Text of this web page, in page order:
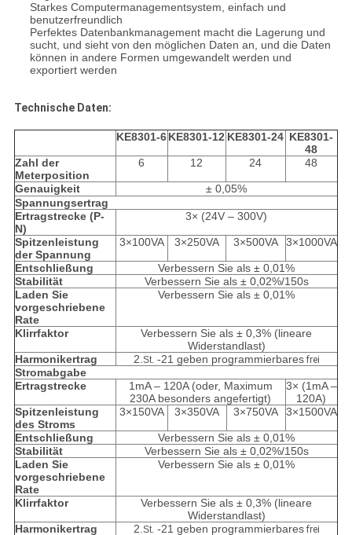
Starkes Computermanagementsystem, einfach und
benutzerfreundlich
Perfektes Datenbankmanagement macht die Lagerung und
sucht, und sieht von den möglichen Daten an, und die Daten
können in andere Formen umgewandelt werden und
exportiert werden
Technische Daten:
KE8301-6KE8301-12 KE8301-24 KE8301-
48
Zahl der
Meterposition
6 12 24 48
Genauigkeit
± 0,05%
Spannungsertrag
Ertragstrecke (P-
N)
3× (24V – 300V)
Spitzenleistung
der Spannung
3×100VA 3×250VA 3×500VA 3×1000VA
Entschließung
Verbessern Sie als ± 0,01%
Stabilität
Verbessern Sie als ± 0,02%/150s
Laden Sie
vorgeschriebene
Rate
Verbessern Sie als ± 0,01%
Klirrfaktor
Verbessern Sie als ± 0,3% (lineare
Widerstandlast)
Harmonikertrag
2.St. -21 geben programmierbaresfrei
Stromabgabe
Ertragstrecke
1mA – 120A (oder, Maximum
230A besonders angefertigt)
3× (1mA –
120A)
Spitzenleistung
des Stroms
3×150VA 3×350VA 3×750VA 3×1500VA
Entschließung
Verbessern Sie als ± 0,01%
Stabilität
Verbessern Sie als ± 0,02%/150s
Laden Sie
vorgeschriebene
Rate
Verbessern Sie als ± 0,01%
Klirrfaktor
Verbessern Sie als ± 0,3% (lineare
Widerstandlast)
Harmonikertrag
2.St. -21 geben programmierbaresfrei